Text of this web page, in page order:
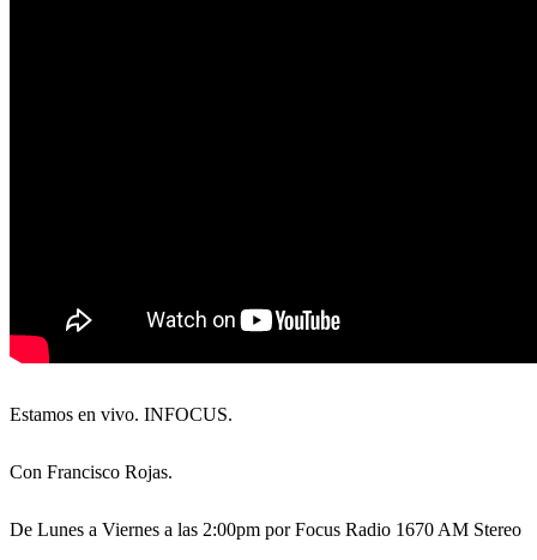
Estamos en vivo. INFOCUS.
Con Francisco Rojas.
De Lunes a Viernes a las 2:00pm por Focus Radio 1670 AM Stereo